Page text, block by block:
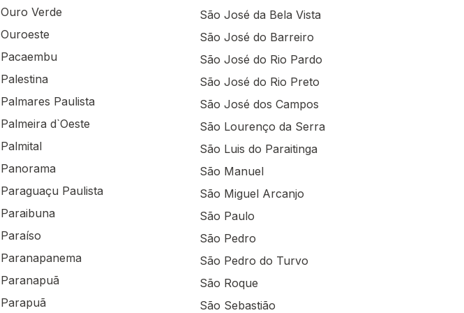
Ouro Verde
Ouroeste
Pacaembu
Palestina
Palmares Paulista
Palmeira d`Oeste
Palmital
Panorama
Paraguaçu Paulista
Paraibuna
Paraíso
Paranapanema
Paranapuã
Parapuã
São José da Bela Vista
São José do Barreiro
São José do Rio Pardo
São José do Rio Preto
São José dos Campos
São Lourenço da Serra
São Luis do Paraitinga
São Manuel
São Miguel Arcanjo
São Paulo
São Pedro
São Pedro do Turvo
São Roque
São Sebastião